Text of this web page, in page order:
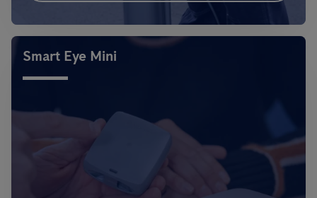
Smart Eye Mini